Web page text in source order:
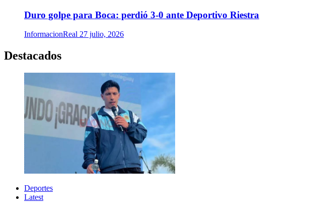
Duro golpe para Boca: perdió 3-0 ante Deportivo Riestra
InformacionReal 27 julio, 2026
Destacados
Deportes
Latest